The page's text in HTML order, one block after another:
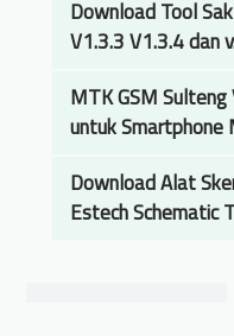
Download Tool
V1.3.3 V1.3.4 dan
MTK GSM Sulteng
untuk Smartphone
Download Alat
Estech Schematic